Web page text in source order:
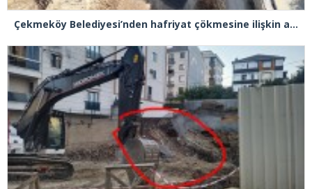
Çekmeköy Belediyesi’nden hafriyat çökmesine ilişkin açıklama